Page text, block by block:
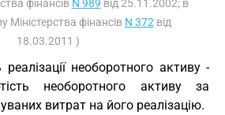
фінансів N 989 від 25.11.2002; в
Міністерства фінансів N 372 від
18.03.2011 )
реалізації необоротного активу -
необоротного активу за
витрат на його реалізацію.